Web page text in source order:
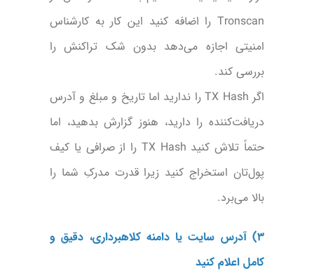
Tronscan را اضافه کنید این کار به کارشناس
امنیتی اجازه می‌دهد بدون شک تراکنش را
بررسی کند.
اگر TX Hash را ندارید اما تاریخ و مبلغ و آدرس
دریافت‌کننده را دارید، هنوز گزارش بدهید، اما
حتماً تلاش کنید TX Hash را از صرافی یا کیف
پول‌تان استخراج کنید زیرا قدرت مدرکِ شما را
بالا می‌برد.
۳) آدرس سایت یا دامنه کلاهبرداری، دقیق و
کامل اعلام کنید